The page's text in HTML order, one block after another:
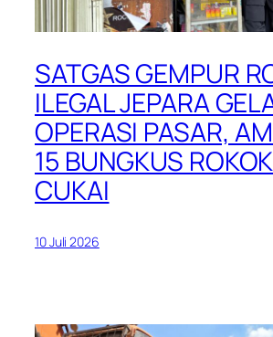
SATGAS GEMPUR
ILEGAL JEPARA
OPERASI PASAR,
15 BUNGKUS
CUKAI
10 Juli 2026